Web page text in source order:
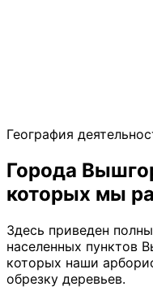
География
Города
которых мы
Здесь приведен
населенных пунктов
которых наши
обрезку деревьев.